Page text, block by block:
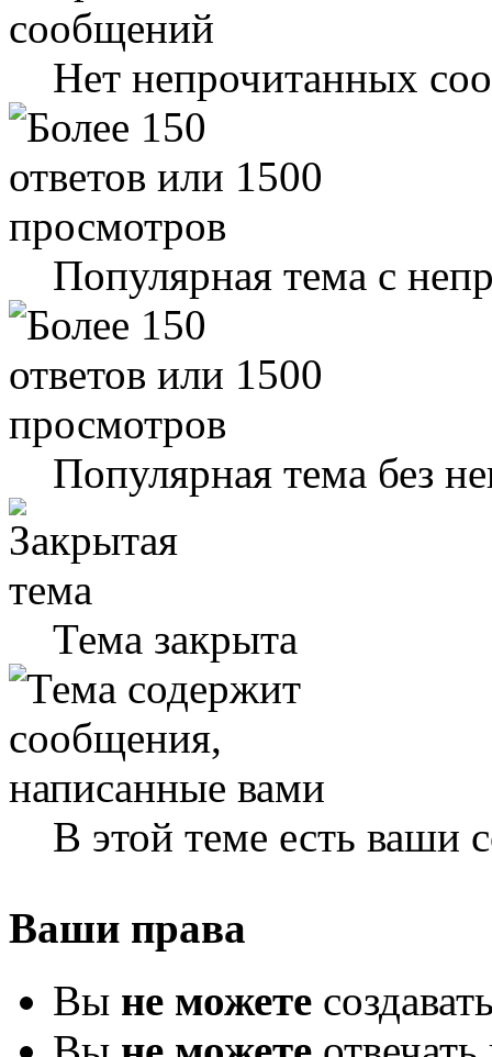
Нет непрочитанных
Популярная тема с
Популярная тема без
Тема закрыта
В этой теме есть ваши
Ваши права
Вы не можете